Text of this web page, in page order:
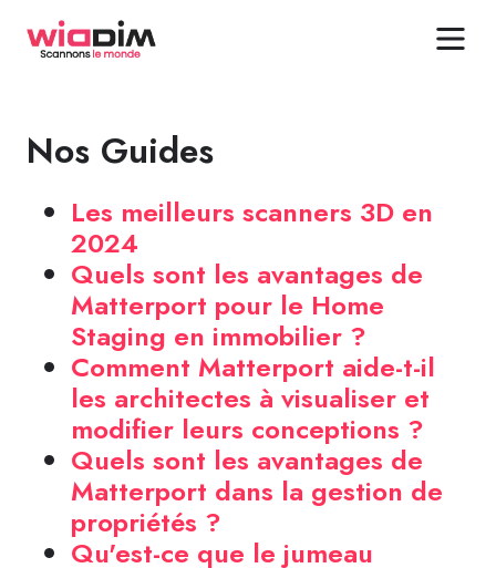
Nos Guides
Les meilleurs scanners 3D en
2024
Quels sont les avantages de
Matterport pour le Home
Staging en immobilier ?
Comment Matterport aide-t-il
les architectes à visualiser et
modifier leurs conceptions ?
Quels sont les avantages de
Matterport dans la gestion de
propriétés ?
Qu'est-ce que le jumeau